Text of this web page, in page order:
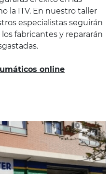
la ITV. En nuestro taller
especialistas seguirán
fabricantes y repararán
online